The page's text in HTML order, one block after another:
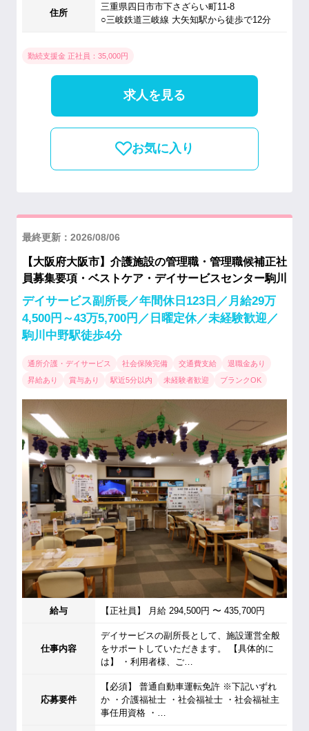
住所
三重県四日市市下さざらい町11‐8
○三岐鉄道三岐線 大矢知駅から徒歩で12分
勤続支援金 正社員：35,000円
求人を見る
お気に入り
最終更新：2026/08/06
【大阪府大阪市】介護施設の管理職・管理職候補正社
員募集要項・ベストケア・デイサービスセンター駒川
デイサービス副所長／年間休日123日／月給29万
4,500円～43万5,700円／日曜定休／未経験歓迎／
駒川中野駅徒歩4分
通所介護・デイサービス 社会保険完備 交通費支給
退職金あり
昇給あり
賞与あり 駅近5分以内 未経験者歓迎 ブランクOK
給与 【正社員】 月給 294,500円 〜 435,700円
仕事内容
デイサービスの副所長として、施設運営全般
をサポートしていただきます。 【具体的に
は】 ・利用者様、ご…
応募要件
【必須】 普通自動車運転免許 ※下記いずれ
か ・介護福祉士 ・社会福祉士 ・社会福祉主
事任用資格 ・…